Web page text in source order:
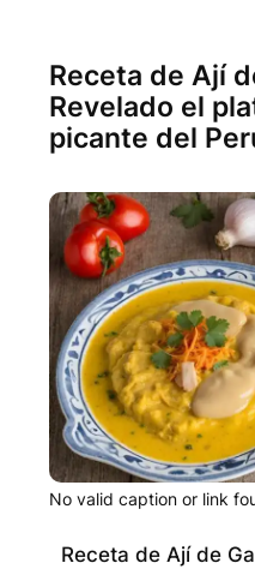
Receta de Ají
Revelado el
picante del
No valid caption or link
Receta de Ají de